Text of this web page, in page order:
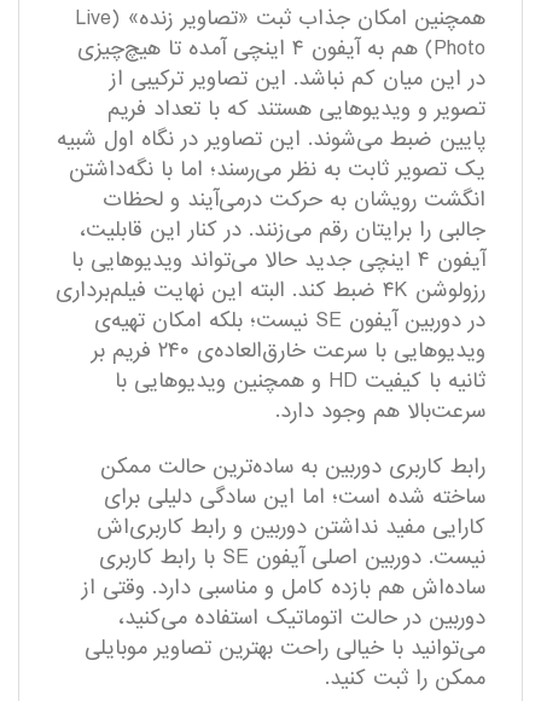
همچنین امکان جذاب ثبت «تصاویر زنده» (Live
Photo) هم به آیفون ۴ اینچی آمده تا هیچ‌چیزی
در این میان کم نباشد. این تصاویر ترکیبی از
تصویر و ویدیوهایی هستند که با تعداد فریم
پایین ضبط می‌شوند. این تصاویر در نگاه اول شبیه
یک تصویر ثابت به نظر می‌رسند؛ اما با نگه‌داشتن
انگشت رویشان به حرکت درمی‌آیند و لحظات
جالبی را برایتان رقم می‌زنند. در کنار این قابلیت،
آیفون ۴ اینچی جدید حالا می‌تواند ویدیو‌هایی با
رزولوشن ۴K ضبط کند. البته این نهایت فیلم‌برداری
در دوربین آیفون SE نیست؛ بلکه امکان تهیه‌ی
ویدیو‌هایی با سرعت خارق‌العاده‌ی ۲۴۰ فریم بر
ثانیه با کیفیت HD و همچنین ویدیو‌هایی با
سرعت‌بالا هم وجود دارد.
رابط‌ کاربری دوربین به ساده‌ترین حالت ممکن
ساخته ‌شده است؛ اما این سادگی دلیلی برای
کارایی مفید نداشتن دوربین و رابط کاربری‌اش
نیست. دوربین اصلی آیفون SE با رابط کاربری
ساده‌اش هم بازده کامل و مناسبی دارد. وقتی از
دوربین در حالت اتوماتیک استفاده می‌کنید،
می‌توانید با خیالی راحت بهترین تصاویر موبایلی
ممکن را ثبت کنید.